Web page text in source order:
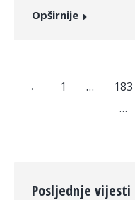
Opširnije
← 1 … 183
…
Posljednje vijesti